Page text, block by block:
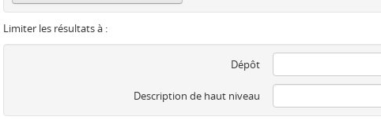
Limiter les résultats à :
Dépôt
Description de haut niveau